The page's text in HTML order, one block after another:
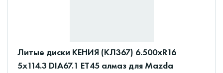
Литые диски КЕНИЯ (КЛ367) 6.500xR16
5x114.3 DIA67.1 ET45 алмаз для Mazda